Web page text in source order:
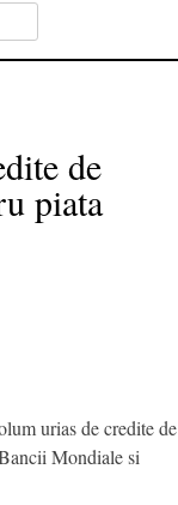
de
piata
urias de credite de
Mondiale si